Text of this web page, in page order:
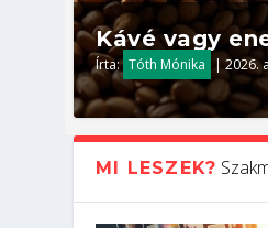
Kávé vagy
Írta: Tóth Mónika |2026.
MI LESZEK?